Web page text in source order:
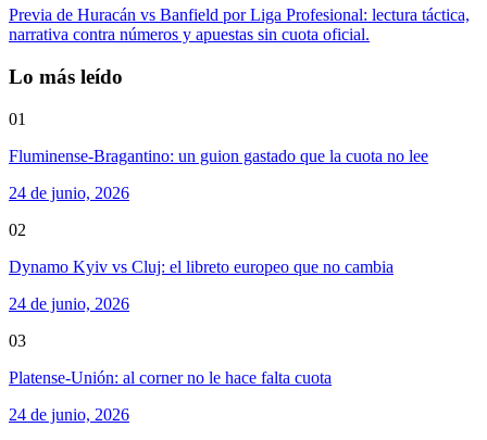
Previa de Huracán vs Banfield por Liga Profesional: lectura táctica,
narrativa contra números y apuestas sin cuota oficial.
Lo más leído
01
Fluminense-Bragantino: un guion gastado que la cuota no lee
24 de junio, 2026
02
Dynamo Kyiv vs Cluj: el libreto europeo que no cambia
24 de junio, 2026
03
Platense-Unión: al corner no le hace falta cuota
24 de junio, 2026